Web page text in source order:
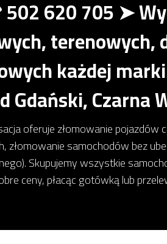
620 705 ➤
każdej
Gdański,
oferuje złomowanie
samochodów bez
Skupujemy wszystkie
ceny, płacąc gotówką lub